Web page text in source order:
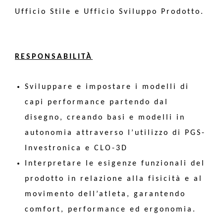
Ufficio Stile e Ufficio Sviluppo Prodotto.
RESPONSABILITÀ
Sviluppare e impostare i modelli di
capi performance partendo dal
disegno, creando basi e modelli in
autonomia attraverso l’utilizzo di PGS-
Investronica e CLO-3D
Interpretare le esigenze funzionali del
prodotto in relazione alla fisicità e al
movimento dell’atleta, garantendo
comfort, performance ed ergonomia.